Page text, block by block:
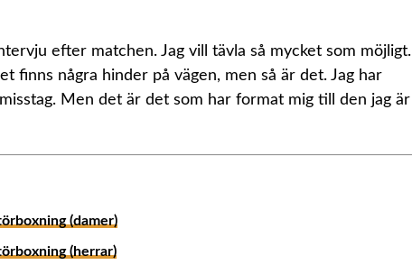
efter matchen. Jag vill tävla så mycket som möjligt.
finns några hinder på vägen, men så är det. Jag har
Men det är det som har format mig till den jag är
(damer)
(herrar)